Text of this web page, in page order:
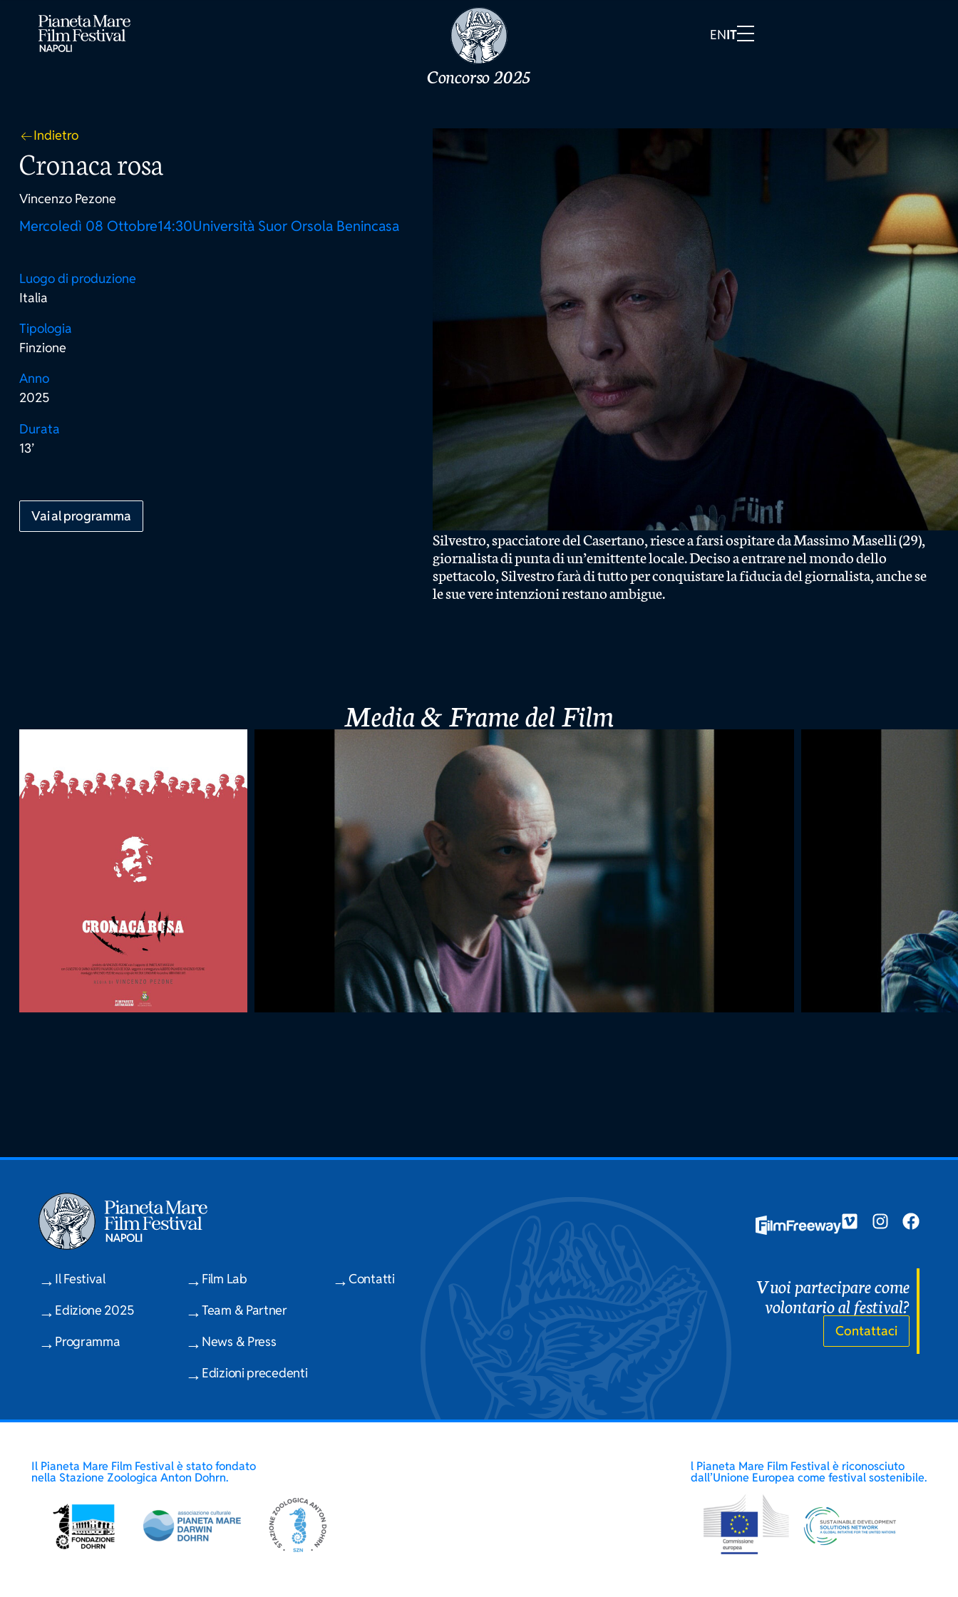
ENIT
Concorso 2025
Indietro
Cronaca rosa
Vincenzo Pezone
Mercoledì 08 Ottobre14:30Università Suor Orsola Benincasa
Luogo di produzione
Italia
Tipologia
Finzione
Anno
2025
Durata
13’
Vai al programma
Silvestro, spacciatore del Casertano, riesce a farsi ospitare da Massimo Maselli (29),
giornalista di punta di un’emittente locale. Deciso a entrare nel mondo dello
spettacolo, Silvestro farà di tutto per conquistare la fiducia del giornalista, anche se
le sue vere intenzioni restano ambigue.
Media & Frame del Film
Il Festival
Edizione 2025
Programma
Film Lab
Team & Partner
News & Press
Edizioni precedenti
Contatti Vuoi partecipare come
volontario al festival?
Contattaci
Il Pianeta Mare Film Festival è stato fondato
nella Stazione Zoologica Anton Dohrn.
l Pianeta Mare Film Festival è riconosciuto
dall’Unione Europea come festival sostenibile.